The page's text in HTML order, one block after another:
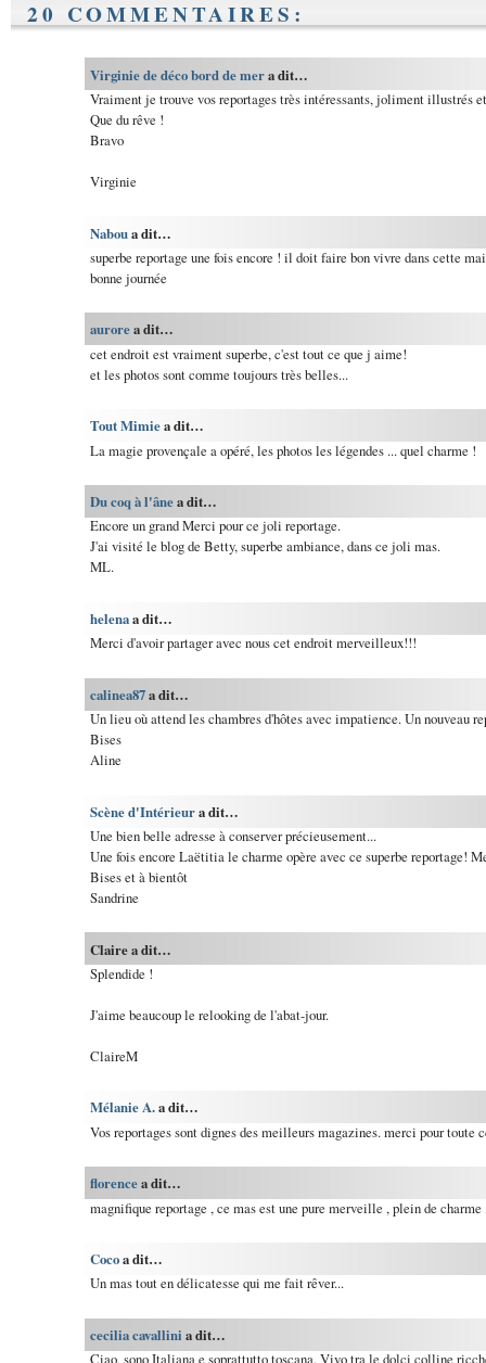
20 COMMENTAIRES:
Virginie de déco bord de mera dit…
Vraiment je trouve vos reportages très intéressants, joliment illustrés
Que du rêve !
Bravo
Virginie
Naboua dit…
superbe reportage une fois encore ! il doit faire bon vivre dans cette
bonne journée
aurorea dit…
cet endroit est vraiment superbe, c'est tout ce que j aime!
et les photos sont comme toujours très belles...
Tout Mimiea dit…
La magie provençale a opéré, les photos les légendes ... quel charme !
Du coq à l'ânea dit…
Encore un grand Merci pour ce joli reportage.
J'ai visité le blog de Betty, superbe ambiance, dans ce joli mas.
ML.
helenaa dit…
Merci d'avoir partager avec nous cet endroit merveilleux!!!
calinea87a dit…
Un lieu où attend les chambres d'hôtes avec impatience. Un nouveau
Bises
Aline
Scène d'Intérieura dit…
Une bien belle adresse à conserver précieusement...
Une fois encore Laëtitia le charme opère avec ce superbe reportage!
Bises et à bientôt
Sandrine
Claire a dit…
Splendide !
J'aime beaucoup le relooking de l'abat-jour.
ClaireM
Mélanie A.a dit…
Vos reportages sont dignes des meilleurs magazines. merci pour toute
florencea dit…
magnifique reportage , ce mas est une pure merveille , plein de
Cocoa dit…
Un mas tout en délicatesse qui me fait rêver...
cecilia cavallini a dit…
Ciao, sono Italiana e soprattutto toscana. Vivo tra le dolci colline